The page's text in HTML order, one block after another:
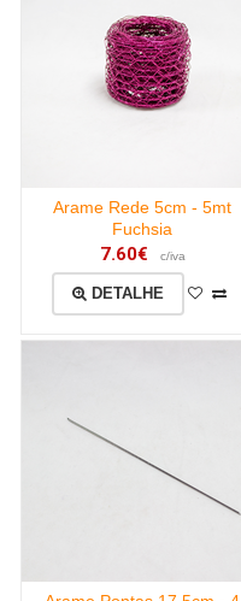
Arame Rede 5cm - 5mt
Fuchsia
7.60€ c/iva
DETALHE